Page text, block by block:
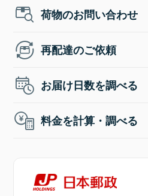
荷物のお問い合わせ
再配達のご依頼
お届け日数を調べる
料金を計算・調べる